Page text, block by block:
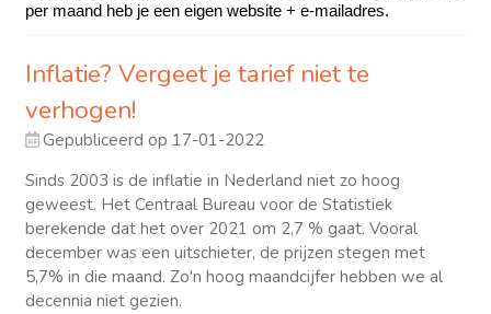
per maand heb je een eigen website + e-mailadres.
Inflatie? Vergeet je tarief niet te
verhogen!
Gepubliceerd op 17-01-2022
Sinds 2003 is de inflatie in Nederland niet zo hoog
geweest. Het Centraal Bureau voor de Statistiek
berekende dat het over 2021 om 2,7 % gaat. Vooral
december was een uitschieter, de prijzen stegen met
5,7% in die maand. Zo'n hoog maandcijfer hebben we al
decennia niet gezien.